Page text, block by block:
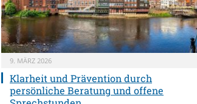
9. MÄRZ 2026
Klarheit und Prävention durch
persönliche Beratung und offene